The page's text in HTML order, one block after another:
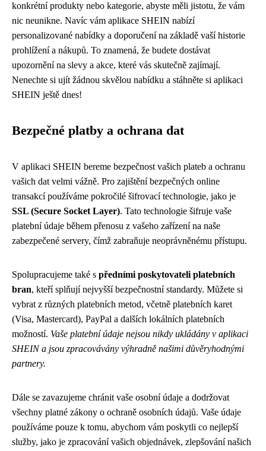
konkrétní produkty nebo kategorie, abyste měli jistotu, že vám
nic neunikne. Navíc vám aplikace SHEIN nabízí
personalizované nabídky a doporučení na základě vaší historie
prohlížení a nákupů. To znamená, že budete dostávat
upozornění na slevy a akce, které vás skutečně zajímají.
Nenechte si ujít žádnou skvělou nabídku a stáhněte si aplikaci
SHEIN ještě dnes!
Bezpečné platby a ochrana dat
V aplikaci SHEIN bereme bezpečnost vašich plateb a ochranu
vašich dat velmi vážně. Pro zajištění bezpečných online
transakcí používáme pokročilé šifrovací technologie, jako je
SSL (Secure Socket Layer). Tato technologie šifruje vaše
platební údaje během přenosu z vašeho zařízení na naše
zabezpečené servery, čímž zabraňuje neoprávněnému přístupu.
Spolupracujeme také s předními poskytovateli platebních
bran, kteří splňují nejvyšší bezpečnostní standardy. Můžete si
vybrat z různých platebních metod, včetně platebních karet
(Visa, Mastercard), PayPal a dalších lokálních platebních
možností. Vaše platební údaje nejsou nikdy ukládány v aplikaci
SHEIN a jsou zpracovávány výhradně našimi důvěryhodnými
partnery.
Dále se zavazujeme chránit vaše osobní údaje a dodržovat
všechny platné zákony o ochraně osobních údajů. Vaše údaje
používáme pouze k tomu, abychom vám poskytli co nejlepší
služby, jako je zpracování vašich objednávek, zlepšování našich